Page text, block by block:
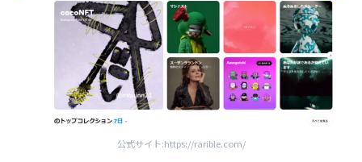
公式サイト:https://rarible.com/